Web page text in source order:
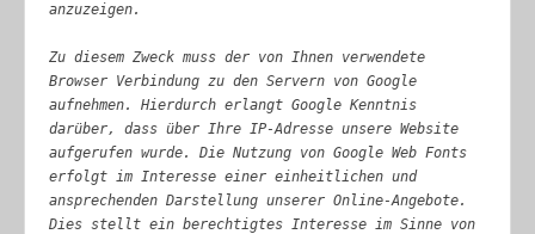
anzuzeigen.
Zu diesem Zweck muss der von Ihnen verwendete
Browser Verbindung zu den Servern von Google
aufnehmen. Hierdurch erlangt Google Kenntnis
darüber, dass über Ihre IP-Adresse unsere Website
aufgerufen wurde. Die Nutzung von Google Web Fonts
erfolgt im Interesse einer einheitlichen und
ansprechenden Darstellung unserer Online-Angebote.
Dies stellt ein berechtigtes Interesse im Sinne von